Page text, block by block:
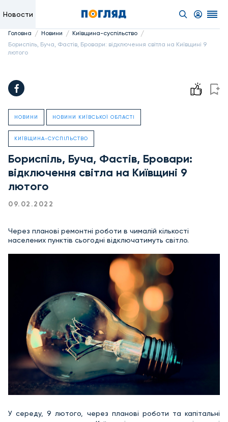
Новости
Головна / Новини / Київщина-суспільство /
Бориспіль, Буча, Фастів, Бровари: відключення світла на Київщині 9
лютого
НОВИНИ НОВИНИ КИЇВСЬКОЇ ОБЛАСТІ
КИЇВЩИНА-СУСПІЛЬСТВО
Бориспіль, Буча, Фастів, Бровари:
відключення світла на Київщині 9
лютого
09.02.2022
Через планові ремонтні роботи в чималій кількості
населених пунктів сьогодні відключатимуть світло.
У середу, 9 лютого, через планові роботи та капітальні